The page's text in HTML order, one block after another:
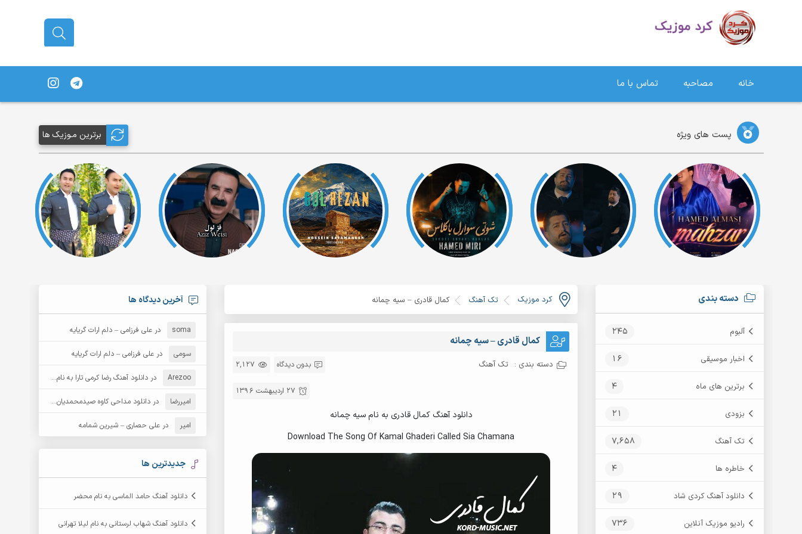
خانه مصاحبه تماس با ما
پست های ویژه برترین مـوزیک ها
دسته بندی
آلبوم 245
اخبار موسیقی 16
برترین های ماه 4
بزودی 21
تک آهنگ 7,658
خاطره ها 4
دانلود آهنگ کردی شاد 29
رادیو موزیک آنلاین 736
کرد موزیک تک آهنگ کمال قادری – سیه چمانه
کمال قادری – سیه چمانه
دسته بندی : تک آهنگ 2,127 بدون دیدگاه
27 اردیبهشت 1396
دانلود آهنگ کمال قادری به نام سیه چمانه
Download The Song Of Kamal Ghaderi Called Sia Chamana
آخرین دیدگاه ها
soma درعلی فرزامی – دلم ارات گریایه
سومی درعلی فرزامی – دلم ارات گریایه
Arezoo دردانلود آهنگ رضا کرمی تارا به نام قمار
امیررضا دردانلود مداحی کاوه صیدمحمدیان به نام سردار باوفا
امیر درعلی حصاری – شیرین شمامه
جدیدترین ها
دانلود آهنگ حامد الماسی به نام محضر
دانلود آهنگ شهاب لرستانی به نام لیلا تهرانی